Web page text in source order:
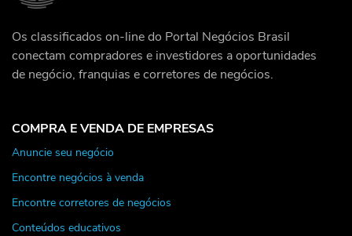
Os classificados on-line do Portal Negócios Brasil
conectam compradores e investidores a oportunidades
de negócio, franquias e corretores de negócios.
COMPRA E VENDA DE EMPRESAS
Anuncie seu negócio
Encontre negócios à venda
Encontre corretores de negócios
Conteúdos educativos